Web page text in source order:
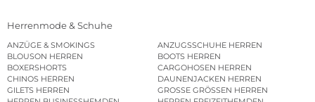
Herrenmode & Schuhe
ANZÜGE & SMOKINGS
ANZUGSSCHUHE HERREN
BLOUSON HERREN
BOOTS HERREN
BOXERSHORTS
CARGOHOSEN HERREN
CHINOS HERREN
DAUNENJACKEN HERREN
GILETS HERREN
GROSSE GRÖSSEN HERREN